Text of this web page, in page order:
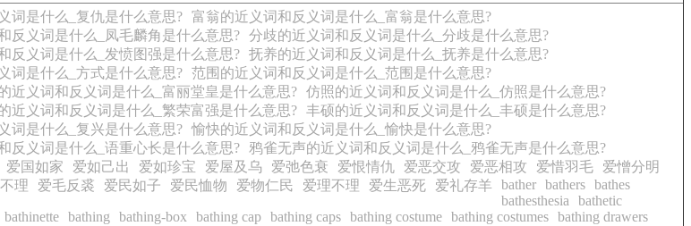
词是什么_复仇是什么意思? 富翁的近义词和反义词是什么_富翁是什么意思?
反义词是什么_凤毛麟角是什么意思? 分歧的近义词和反义词是什么_分歧是什么意思?
反义词是什么_发愤图强是什么意思? 抚养的近义词和反义词是什么_抚养是什么意思?
词是什么_方式是什么意思? 范围的近义词和反义词是什么_范围是什么意思?
近义词和反义词是什么_富丽堂皇是什么意思? 仿照的近义词和反义词是什么_仿照是什么意思?
近义词和反义词是什么_繁荣富强是什么意思? 丰硕的近义词和反义词是什么_丰硕是什么意思?
词是什么_复兴是什么意思? 愉快的近义词和反义词是什么_愉快是什么意思?
反义词是什么_语重心长是什么意思? 鸦雀无声的近义词和反义词是什么_鸦雀无声是什么意思?
爱国如家 爱如己出 爱如珍宝 爱屋及乌 爱弛色衰 爱恨情仇 爱恶交攻 爱恶相攻 爱惜羽毛
爱憎分明
理 爱毛反裘 爱民如子 爱民恤物 爱物仁民 爱理不理 爱生恶死 爱礼存羊 bather bathers bathes
bathesthesia
bathetic
bathinette bathing bathing-box bathing cap bathing caps bathing costume bathing costumes bathing drawers